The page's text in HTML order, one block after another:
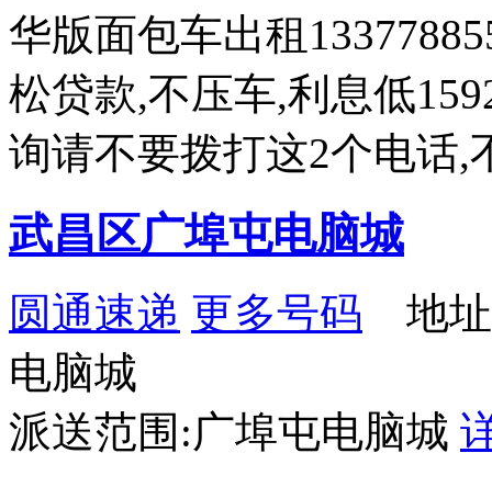
华版面包车出租
松贷款,不压车,利息低
询请不要拨打这2个电话
武昌区广埠屯电脑城
圆通速递 更多号码 地址
电脑城
派送范围:广埠屯电脑城